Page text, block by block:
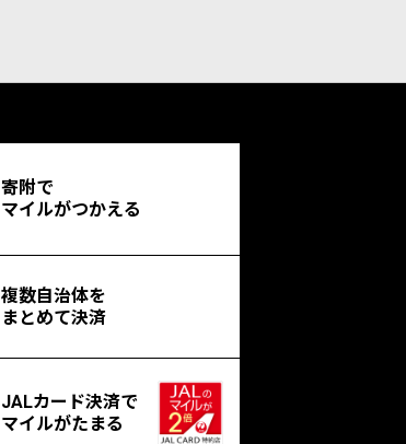
寄附で
マイルがつかえる
複数自治体を
まとめて決済
JALカード決済で
マイルがたまる